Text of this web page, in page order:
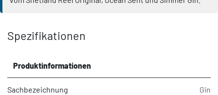
Spezifikationen
Produktinformationen
Sachbezeichnung Gin